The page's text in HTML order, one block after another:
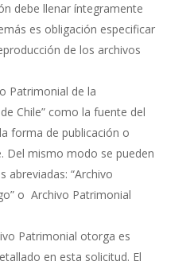
debe llenar íntegramente
es obligación especificar
de los archivos
Patrimonial de la
Chile” como la fuente del
forma de publicación o
Del mismo modo se pueden
abreviadas: “Archivo
o Archivo Patrimonial
Patrimonial otorga es
en esta solicitud. El